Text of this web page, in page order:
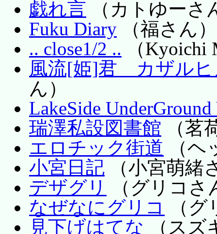
戯れ言 （カトゆーさ
Fuku Diary （福さん）
.. close1/2 .. （Kyoichi
風流[姫]君 カザルヒ
ん）
LakeSide UnderGround
瑞澤私設図書館 （茗
エロチック街道 （ヘ
小宮日記 （小宮萌緒
デザグリ
（グリコさ
なぜなにグリコ
（グ
見下げはてな （スズ